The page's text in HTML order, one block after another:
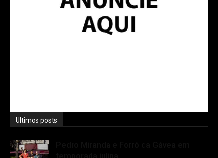
Últimos posts